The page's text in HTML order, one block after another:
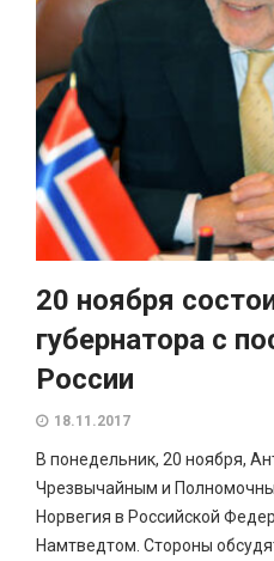
20 ноября
губернатора с
России
18.11.2017
В понедельник, 20 ноября,
Чрезвычайным и
Норвегия в Российской
Намтведтом. Стороны